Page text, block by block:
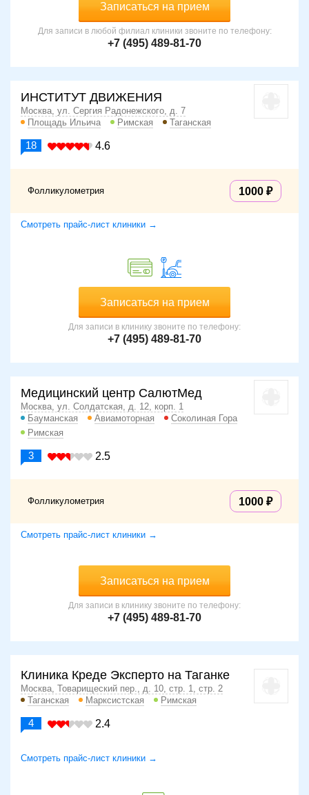
Записаться на прием
Для записи в любой филиал клиники звоните по телефону:
+7 (495) 489-81-70
ИНСТИТУТ ДВИЖЕНИЯ
Москва, ул. Сергия Радонежского, д. 7
Площадь Ильича
Римская Таганская
18 4.6
Фолликулометрия 1000
Смотреть прайс-лист клиники →
Записаться на прием
Для записи в клинику звоните по телефону:
+7 (495) 489-81-70
Медицинский центр СалютМед
Москва, ул. Солдатская, д. 12, корп. 1
Бауманская
Авиамоторная
Соколиная Гора
Римская
3 2.5
Фолликулометрия 1000
Смотреть прайс-лист клиники →
Записаться на прием
Для записи в клинику звоните по телефону:
+7 (495) 489-81-70
Клиника Креде Эксперто на Таганке
Москва, Товарищеский пер., д. 10, стр. 1, стр. 2
Таганская
Марксистская Римская
4 2.4
Смотреть прайс-лист клиники →